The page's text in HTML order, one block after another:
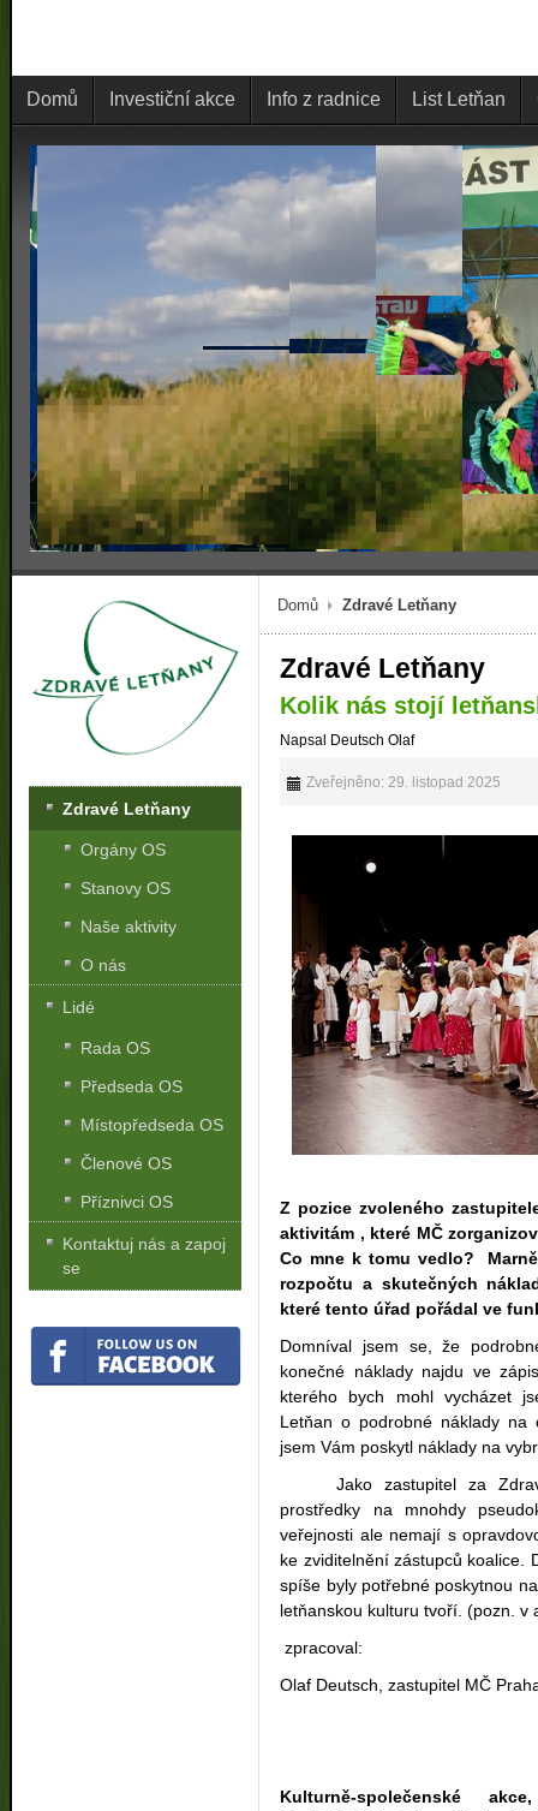
Domů Investiční akce Info z radnice List Letňan
Domů Zdravé Letňany
Zdravé Letňany
Kolik nás stojí
Napsal Deutsch Olaf
Zveřejněno: 29. listopad 2025
Z pozice zvoleného
aktivitám , které MČ
Co mne k tomu vedlo?
rozpočtu a skutečných
které tento úřad pořádal ve
Domníval jsem se, že
konečné náklady najdu ve
kterého bych mohl vycházet
Letňan o podrobné náklady na
jsem Vám poskytl náklady na
Jako zastupitel za
prostředky na mnohdy
veřejnosti ale nemají s
ke zviditelnění zástupců koalice.
spíše byly potřebné poskytnou
letňanskou kulturu tvoří. (pozn. v
zpracoval:
Olaf Deutsch, zastupitel MČ
Kulturně-společenské
Zdravé Letňany
Orgány OS
Stanovy OS
Naše aktivity
O nás
Lidé
Rada OS
Předseda OS
Místopředseda OS
Členové OS
Příznivci OS
Kontaktuj nás a zapoj
se